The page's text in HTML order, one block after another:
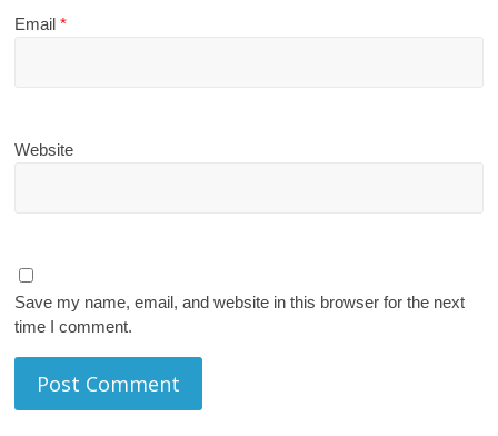
Email*
Website
Save my name, email, and website in this browser for the next
time I comment.